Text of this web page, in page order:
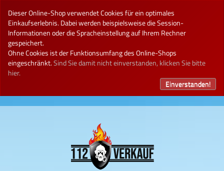
Dieser Online-Shop verwendet Cookies für ein optimales
Einkaufserlebnis. Dabei werden beispielsweise die Session-
Informationen oder die Spracheinstellung auf Ihrem Rechner
gespeichert.
Ohne Cookies ist der Funktionsumfang des Online-Shops
eingeschränkt.Sind Sie damit nicht einverstanden, klicken Sie bitte
hier.
Einverstanden!